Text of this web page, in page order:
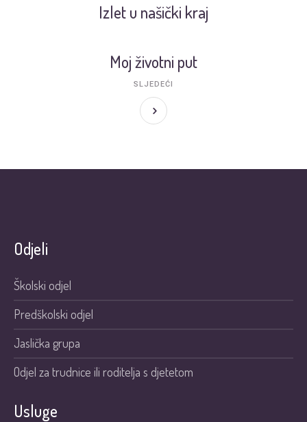
Izlet u našički kraj
Moj životni put
SLJEDEĆI
Odjeli
Školski odjel
Predškolski odjel
Jaslička grupa
Odjel za trudnice ili roditelja s djetetom
Usluge